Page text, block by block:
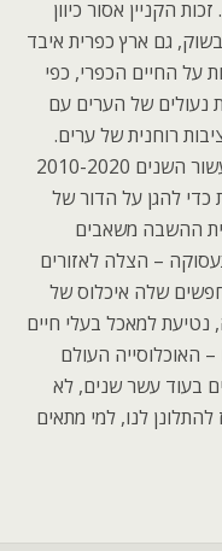
הקניין אסור כיוון
גם ארץ כפרית איבד
על החיים הכפרי, כפי
נעולים של הערים עם
רוחנית של ערים.
Homonatropia מציעה המטרות של עשור השנים 2010-2020
כדי להגן על הדור של
ההשבה משאבים
– הצלה לאזורים
שלה איכלוס של
נטיעת למאכל בעלי חיים
– האוכלוסייה העולם
בעוד עשר שנים, לא
לנו, למי מתאים